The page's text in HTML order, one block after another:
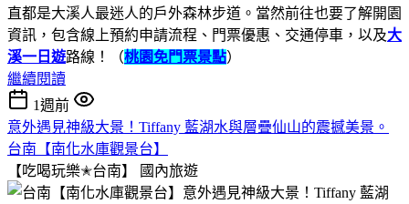
直都是大溪人最迷人的戶外森林步道。當然前往也要了解開園
資訊，包含線上預約申請流程、門票優惠、交通停車，以及大
溪一日遊路線！（桃園免門票景點）
繼續閱讀
1週前
意外遇見神級大景！Tiffany 藍湖水與層疊仙山的震撼美景。
台南【南化水庫觀景台】
【吃喝玩樂✭台南】
國內旅遊